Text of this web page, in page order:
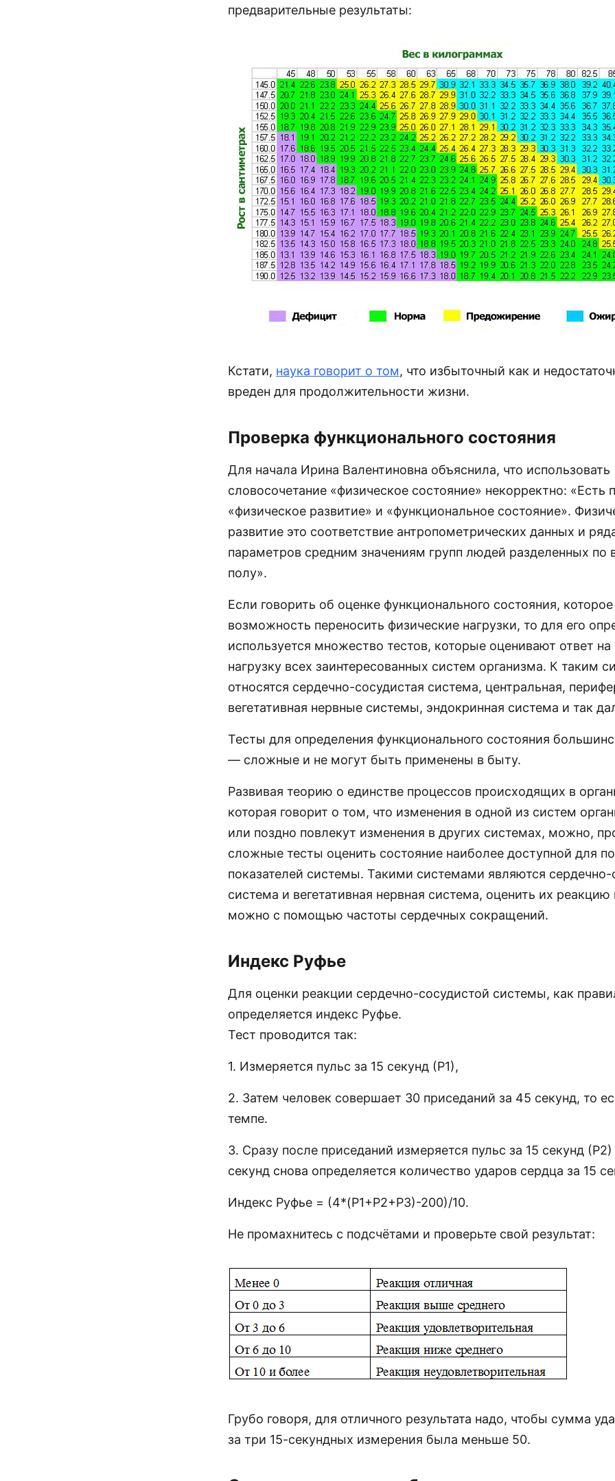
предварительные результаты:
Кстати, наука говорит о том, что избыточный как и
вреден для продолжительности жизни.
Проверка функционального состояния
Для начала Ирина Валентиновна объяснила, что использовать
словосочетание «физическое состояние» некорректно: «Есть
«физическое развитие» и «функциональное состояние».
развитие это соответствие антропометрических данных и
параметров средним значениям групп людей разделенных по
полу».
Если говорить об оценке функционального состояния,
возможность переносить физические нагрузки, то для его
используется множество тестов, которые оценивают ответ
нагрузку всех заинтересованных систем организма. К таким
относятся сердечно-сосудистая система, центральная,
вегетативная нервные системы, эндокринная система и так
Тесты для определения функционального состояния
— сложные и не могут быть применены в быту.
Развивая теорию о единстве процессов происходящих в
которая говорит о том, что изменения в одной из систем
или поздно повлекут изменения в других системах, можно,
сложные тесты оценить состояние наиболее доступной для
показателей системы. Такими системами являются сердечно-
система и вегетативная нервная система, оценить их реакцию
можно с помощью частоты сердечных сокращений.
Индекс Руфье
Для оценки реакции сердечно-сосудистой системы, как
определяется индекс Руфье.
Тест проводится так:
1. Измеряется пульс за 15 секунд (Р1),
2. Затем человек совершает 30 приседаний за 45 секунд, то
темпе.
3. Сразу после приседаний измеряется пульс за 15 секунд
секунд снова определяется количество ударов сердца за 15
Индекс Руфье = (4*(P1+P2+P3)-200)/10.
Не промахнитесь с подсчётами и проверьте свой результат:
Грубо говоря, для отличного результата надо, чтобы сумма
за три 15-секундных измерения была меньше 50.